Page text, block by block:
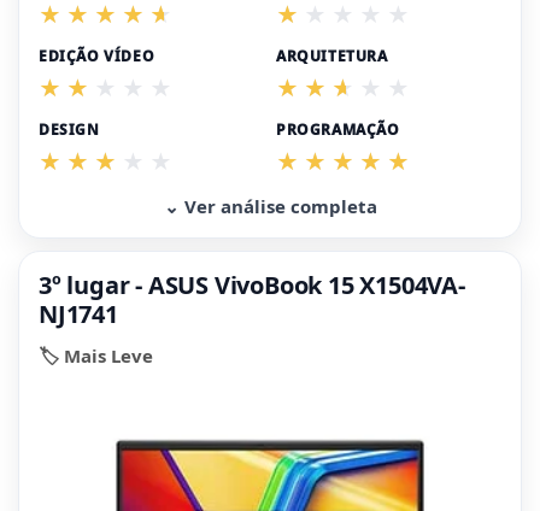
EDIÇÃO VÍDEO ARQUITETURA
DESIGN PROGRAMAÇÃO
⌄ Ver análise completa
3º lugar - ASUS VivoBook 15 X1504VA-
NJ1741
🏷️ Mais Leve